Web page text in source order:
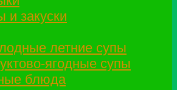
и закуски
летние супы
ягодные супы
блюда